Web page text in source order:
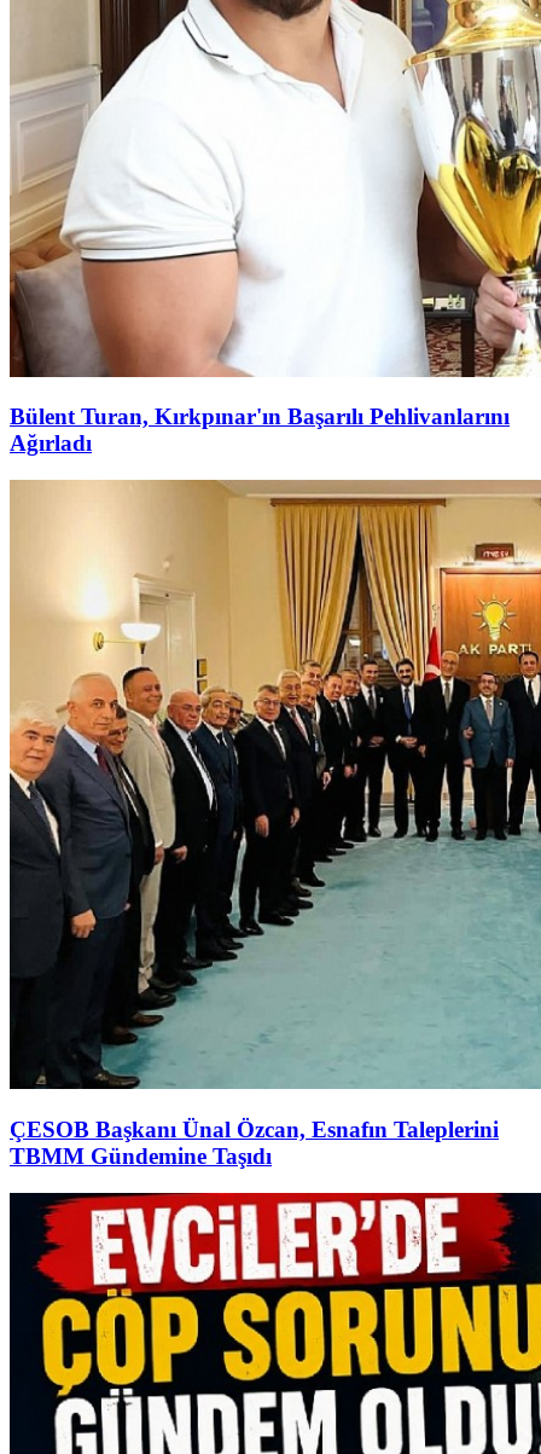
Bülent Turan, Kırkpınar'ın Başarılı Pehlivanlarını
Ağırladı
ÇESOB Başkanı Ünal Özcan, Esnafın Taleplerini
TBMM Gündemine Taşıdı